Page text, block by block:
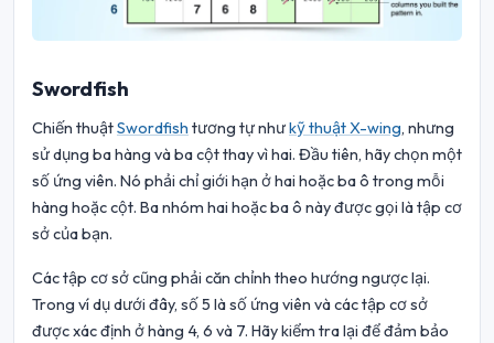
Swordfish
Chiến thuậtSwordfish tương tự nhưkỹ thuật X-wing, nhưng
sử dụng ba hàng và ba cột thay vì hai. Đầu tiên, hãy chọn một
số ứng viên. Nó phải chỉ giới hạn ở hai hoặc ba ô trong mỗi
hàng hoặc cột. Ba nhóm hai hoặc ba ô này được gọi là tập cơ
sở của bạn.
Các tập cơ sở cũng phải căn chỉnh theo hướng ngược lại.
Trong ví dụ dưới đây, số 5 là số ứng viên và các tập cơ sở
được xác định ở hàng 4, 6 và 7. Hãy kiểm tra lại để đảm bảo